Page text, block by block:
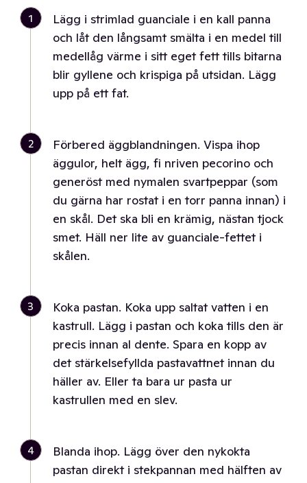
1
Lägg i strimlad guanciale i en kall panna
och låt den långsamt smälta i en medel till
medellåg värme i sitt eget fett tills bitarna
blir gyllene och krispiga på utsidan. Lägg
upp på ett fat.
2
Förbered äggblandningen. Vispa ihop
äggulor, helt ägg, fi nriven pecorino och
generöst med nymalen svartpeppar (som
du gärna har rostat i en torr panna innan) i
en skål. Det ska bli en krämig, nästan tjock
smet. Häll ner lite av guanciale-fettet i
skålen.
3
Koka pastan. Koka upp saltat vatten i en
kastrull. Lägg i pastan och koka tills den är
precis innan al dente. Spara en kopp av
det stärkelsefyllda pastavattnet innan du
häller av. Eller ta bara ur pasta ur
kastrullen med en slev.
4
Blanda ihop. Lägg över den nykokta
pastan direkt i stekpannan med hälften av